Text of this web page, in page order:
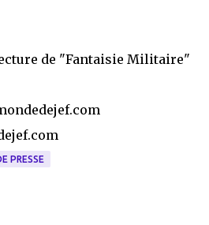
de "Fantaisie Militaire"
PRESSE